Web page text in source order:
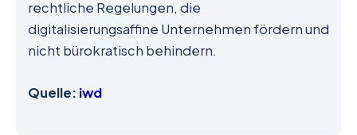
rechtliche Regelungen, die
digitalisierungsaffine Unternehmen fördern und
nicht bürokratisch behindern.
Quelle: iwd